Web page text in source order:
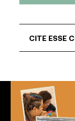
CITE ESSE